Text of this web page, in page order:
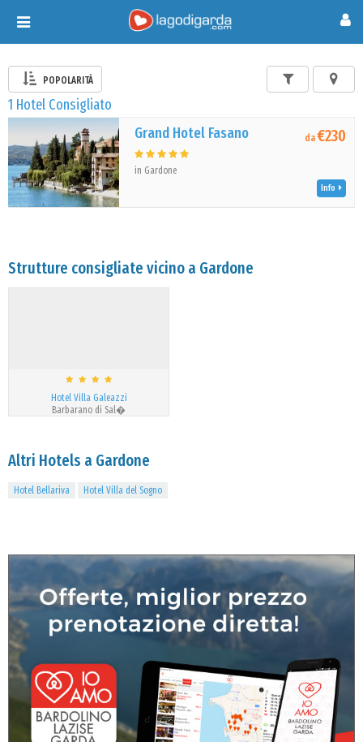
Toggle
navigation
POPOLARITÀ
1 Hotel Consigliato
Grand Hotel Fasano
in Gardone
da€230
Info
Strutture consigliate vicino a Gardone
Hotel Villa Galeazzi
Barbarano di Sal�
Altri Hotels a Gardone
Hotel Bellariva Hotel Villa del Sogno